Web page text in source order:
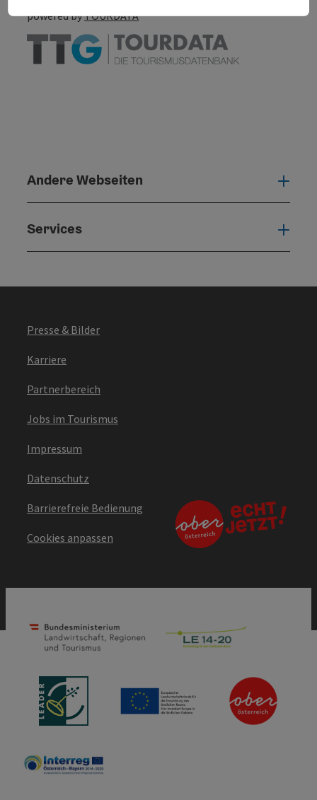
powered byTOURDATA
Andere Webseiten
Services
Presse & Bilder
Karriere
Partnerbereich
Jobs im Tourismus
Impressum
Datenschutz
Barrierefreie Bedienung
Cookies anpassen